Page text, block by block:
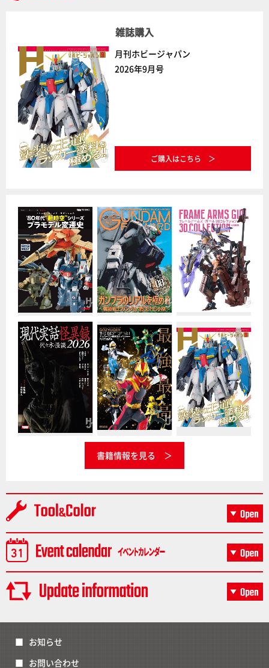
雑誌購入
月刊ホビージャパン
2026年9月号
ご購入はこちら
書籍情報を見る
お知らせ
お問い合わせ